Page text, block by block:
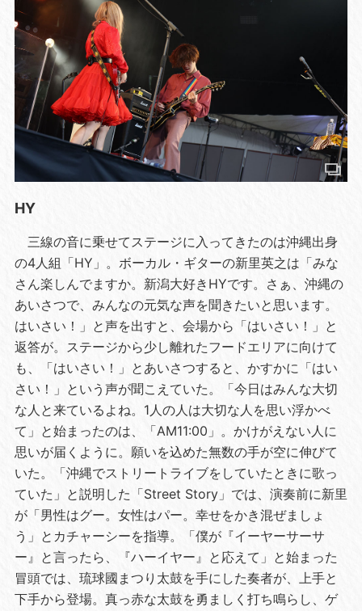
HY
三線の音に乗せてステージに入ってきたのは沖縄出身
の4人組「HY」。ボーカル・ギターの新里英之は「みな
さん楽しんでますか。新潟大好きHYです。さぁ、沖縄の
あいさつで、みんなの元気な声を聞きたいと思います。
はいさい！」と声を出すと、会場から「はいさい！」と
返答が。ステージから少し離れたフードエリアに向けて
も、「はいさい！」とあいさつすると、かすかに「はい
さい！」という声が聞こえていた。「今日はみんな大切
な人と来ているよね。1人の人は大切な人を思い浮かべ
て」と始まったのは、「AM11:00」。かけがえない人に
思いが届くように。願いを込めた無数の手が空に伸びて
いた。「沖縄でストリートライブをしていたときに歌っ
ていた」と説明した「Street Story」では、演奏前に新里
が「男性はグー。女性はパー。幸せをかき混ぜましょ
う」とカチャーシーを指導。「僕が『イーヤーサーサ
ー』と言ったら、『ハーイヤー』と応えて」と始まった
冒頭では、琉球國まつり太鼓を手にした奏者が、上手と
下手から登場。真っ赤な太鼓を勇ましく打ち鳴らし、ゲ